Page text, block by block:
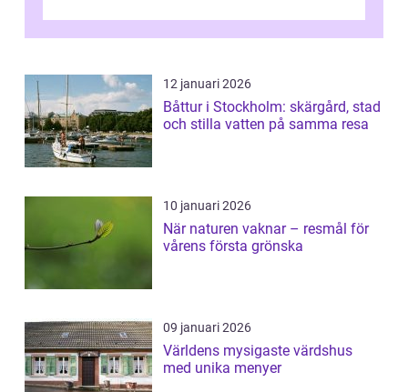
12 januari 2026
Båttur i Stockholm: skärgård, stad
och stilla vatten på samma resa
10 januari 2026
När naturen vaknar – resmål för
vårens första grönska
09 januari 2026
Världens mysigaste värdshus
med unika menyer